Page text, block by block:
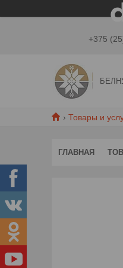
+375
Товары и
ГЛАВНАЯ